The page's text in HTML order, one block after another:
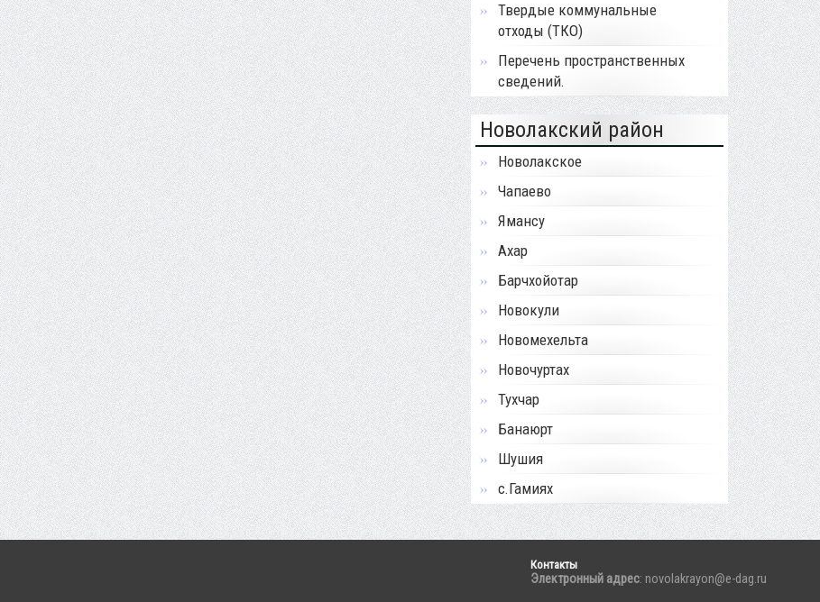
Твердые коммунальные
отходы (ТКО)
Перечень пространственных
сведений.
Новолакский район
Новолакское
Чапаево
Ямансу
Ахар
Барчхойотар
Новокули
Новомехельта
Новочуртах
Тухчар
Банаюрт
Шушия
с.Гамиях
Контакты
Электронный адрес: novolakrayon@e-dag.ru